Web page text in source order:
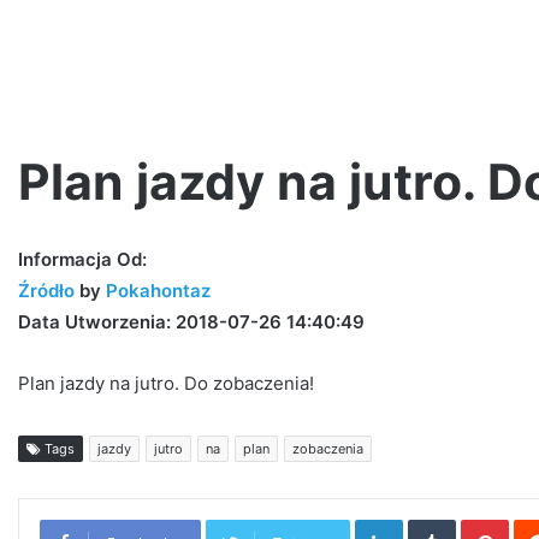
Plan jazdy na jutro.
Informacja Od:
Źródło by Pokahontaz
Data Utworzenia: 2018-07-26 14:40:49
Plan jazdy na jutro. Do zobaczenia!
Tags jazdy jutro na plan zobaczenia
LinkedInTumblr
Step
prezentują!
2 tygodnie ago